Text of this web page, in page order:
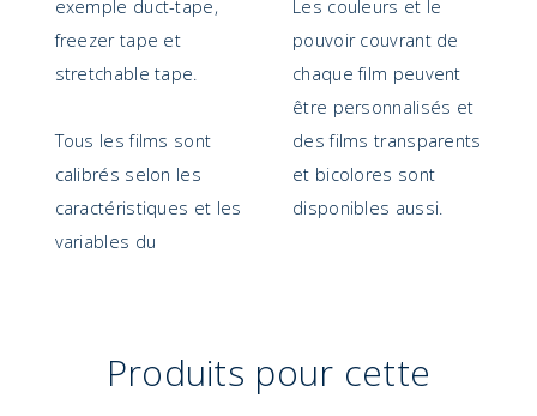
exemple duct-tape,
freezer tape et
stretchable tape.
Tous les films sont
calibrés selon les
caractéristiques et les
variables du
Les couleurs et le
pouvoir couvrant de
chaque film peuvent
être personnalisés et
des films transparents
et bicolores sont
disponibles aussi.
Produits pour cette